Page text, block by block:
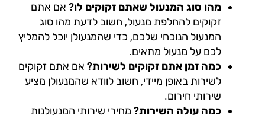
מהו סוג המנעול שאתם זקוקים לו?אם אתם
זקוקים להחלפת מנעול, חשוב לדעת מהו סוג
המנעול הנוכחי שלכם, כדי שהמנעולן יוכל להמליץ
לכם על מנעול מתאים.
כמה זמן אתם זקוקים לשירות?אם אתם זקוקים
לשירות באופן מיידי, חשוב לוודא שהמנעולן מציע
שירותי חירום.
כמה עולה השירות?מחירי שירותי המנעולנות